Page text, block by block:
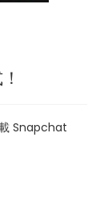
Snapchat